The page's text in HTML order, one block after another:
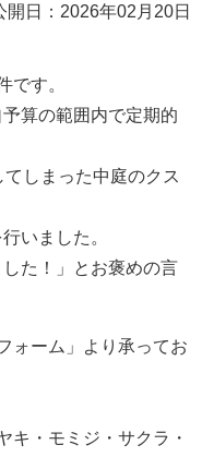
開日：2026年02月20日
です。
算の範囲内で定期的
しまった中庭のクス
いました。
た！」とお褒めの言
ーム」より承ってお
・モミジ・サクラ・